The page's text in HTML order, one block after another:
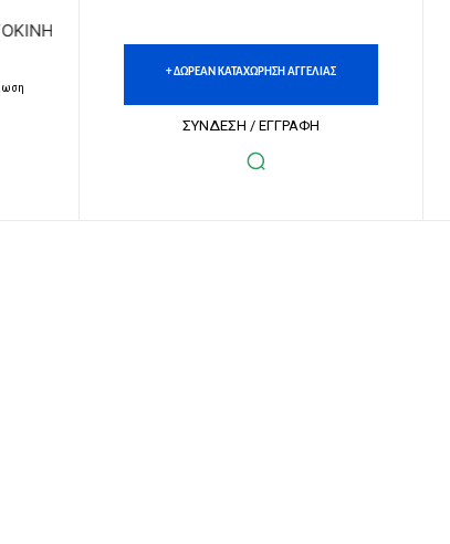
| ΔΩΡΕΑΝ ΚΑΤΑΧΩΡΗΣΗ ΑΓΓΕΛΙΩΝ ΑΚΙΝΗΤΩΝ &
+ ΔΩΡΕΑΝ ΚΑΤΑΧΩΡΗΣΗ ΑΓΓΕΛΙΑΣ
ΣΥΝΔΕΣΗ / ΕΓΓΡΑΦΗ